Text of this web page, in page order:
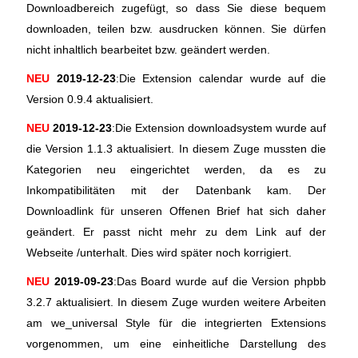
Downloadbereich zugefügt, so dass Sie diese bequem
downloaden, teilen bzw. ausdrucken können. Sie dürfen
nicht inhaltlich bearbeitet bzw. geändert werden.
NEU 2019-12-23:Die Extension calendar wurde auf die
Version 0.9.4 aktualisiert.
NEU 2019-12-23:Die Extension downloadsystem wurde auf
die Version 1.1.3 aktualisiert. In diesem Zuge mussten die
Kategorien neu eingerichtet werden, da es zu
Inkompatibilitäten mit der Datenbank kam. Der
Downloadlink für unseren Offenen Brief hat sich daher
geändert. Er passt nicht mehr zu dem Link auf der
Webseite /unterhalt. Dies wird später noch korrigiert.
NEU 2019-09-23:Das Board wurde auf die Version phpbb
3.2.7 aktualisiert. In diesem Zuge wurden weitere Arbeiten
am we_universal Style für die integrierten Extensions
vorgenommen, um eine einheitliche Darstellung des